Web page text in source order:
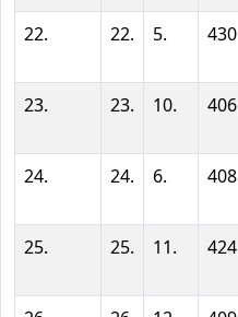
22. 22. 5. 430
23. 23. 10. 406
24. 24. 6. 408
25. 25. 11. 424